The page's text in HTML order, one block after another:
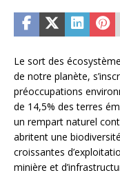
Le sort des
de notre planète,
préoccupations
de 14,5% des terres
un rempart naturel
abritent une
croissantes
minière et